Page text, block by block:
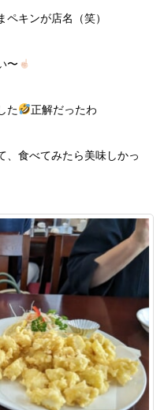
キンが店名（笑）
〜
た 正解だったわ
、食べてみたら美味しかっ